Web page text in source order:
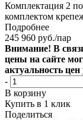
Комплектация 2
комплектом
Подробнее
245 960 руб./пар
Внимание! В
цены на сайте
актуальность
-
В корзину
Купить в 1 клик
Поделиться